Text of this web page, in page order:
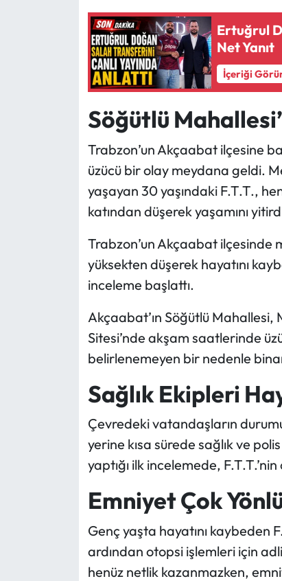
Ertuğrul
Net Yanıt
İçeriği
Söğütlü
Trabzon’un Akçaabat ilçesine
üzücü bir olay meydana geldi.
yaşayan 30 yaşındaki F.T.T.,
katından düşerek yaşamını
Trabzon’un Akçaabat ilçesinde
yüksekten düşerek hayatını
inceleme başlattı.
Akçaabat’ın Söğütlü
Sitesi’nde akşam saatlerinde
belirlenemeyen bir nedenle
Sağlık Ekipleri
Çevredeki vatandaşların
yerine kısa sürede sağlık ve
yaptığı ilk incelemede,
Emniyet Çok
Genç yaşta hayatını kaybeden
ardından otopsi işlemleri için
henüz netlik kazanmazken,